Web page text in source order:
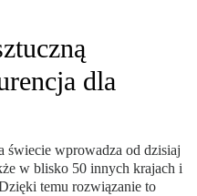
dla
świecie wprowadza od dzisiaj
w blisko 50 innych krajach i
temu rozwiązanie to